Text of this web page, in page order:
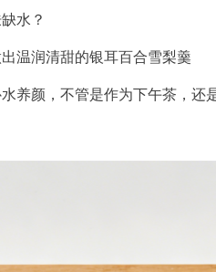
水？
温润清甜的银耳百合雪梨羹
养颜，不管是作为下午茶，还